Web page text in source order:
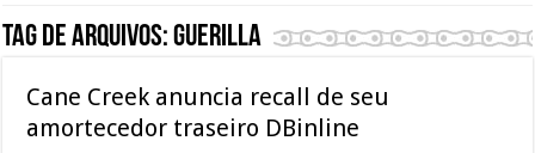
Tag de arquivos:Guerilla
Cane Creek anuncia recall de seu
amortecedor traseiro DBinline